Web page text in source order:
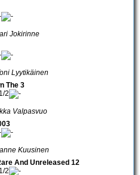
Jokirinne
Lyytikäinen
The 3
Valpasvuo
Kuusinen
And Unreleased 12